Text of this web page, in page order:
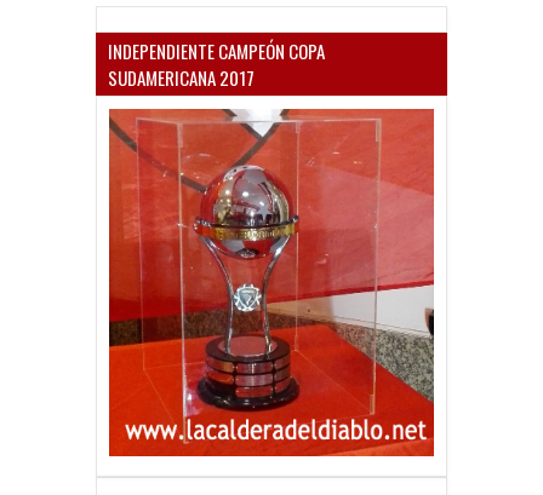
INDEPENDIENTE CAMPEÓN COPA
SUDAMERICANA 2017